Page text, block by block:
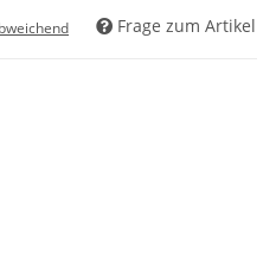
Frage zum Artikel